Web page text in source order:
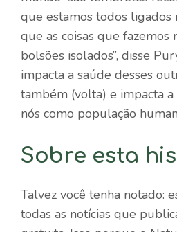
que estamos todos ligados
que as coisas que fazemos
bolsões isolados”, disse
impacta a saúde desses
também (volta) e impacta
nós como população
Sobre esta
Talvez você tenha notado:
todas as notícias que